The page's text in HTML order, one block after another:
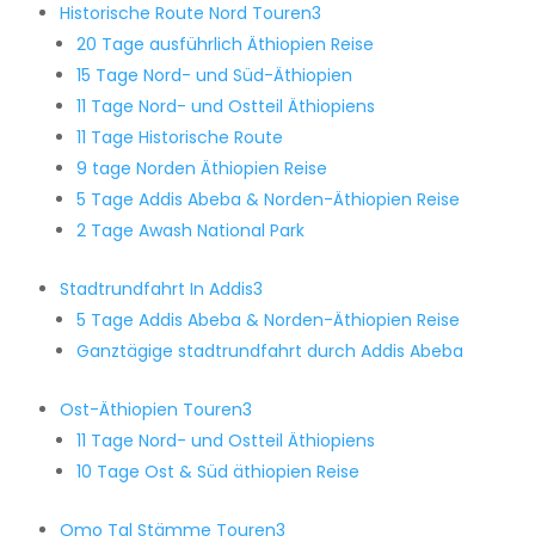
Historische Route Nord Touren3
20 Tage ausführlich Äthiopien Reise
15 Tage Nord- und Süd-Äthiopien
11 Tage Nord- und Ostteil Äthiopiens
11 Tage Historische Route
9 tage Norden Äthiopien Reise
5 Tage Addis Abeba & Norden-Äthiopien Reise
2 Tage Awash National Park
Stadtrundfahrt In Addis3
5 Tage Addis Abeba & Norden-Äthiopien Reise
Ganztägige stadtrundfahrt durch Addis Abeba
Ost-Äthiopien Touren3
11 Tage Nord- und Ostteil Äthiopiens
10 Tage Ost & Süd äthiopien Reise
Omo Tal Stämme Touren3